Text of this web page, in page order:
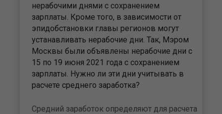
нерабочими днями с сохранением
зарплаты. Кроме того, в зависимости от
эпидобстановки главы регионов могут
устанавливать нерабочие дни. Так, Мэром
Москвы были объявлены нерабочие дни с
15 по 19 июня 2021 года с сохранением
зарплаты. Нужно ли эти дни учитывать в
расчете среднего заработка?
Средний заработок определяют для расчета